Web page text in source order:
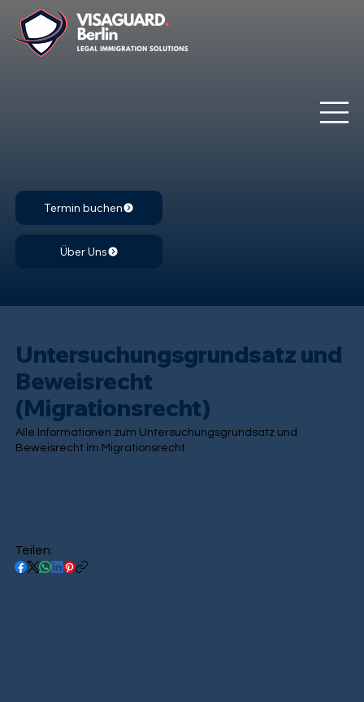
Termin buchen
Über Uns
Untersuchungsgrundsatz und
Beweisrecht
(Migrationsrecht)
Alle Informationen zum Untersuchungsgrundsatz und
Beweisrecht im Migrationsrecht.
Teilen: